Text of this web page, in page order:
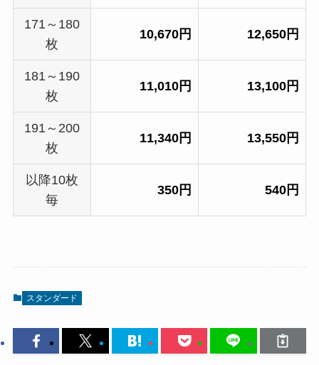
171～180
枚
10,670円 12,650円
181～190
枚
11,010円 13,100円
191～200
枚
11,340円 13,550円
以降10枚
毎
350円 540円
スタンダード